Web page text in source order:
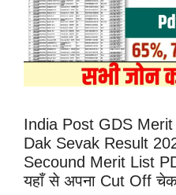
India Post GDS
Dak Sevak Result
Secound Merit List
यहाँ से अपना Cut Off